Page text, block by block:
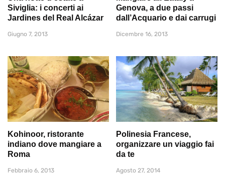
Siviglia: i concerti ai
Jardines del Real Alcázar
Giugno 7, 2013
Genova, a due passi
dall’Acquario e dai carrugi
Dicembre 16, 2013
Kohinoor, ristorante
indiano dove mangiare a
Roma
Febbraio 6, 2013
Polinesia Francese,
organizzare un viaggio fai
da te
Agosto 27, 2014